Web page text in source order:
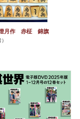
月作 赤柾 錦旗